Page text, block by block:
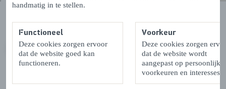
handmatig in te stellen.
Functioneel
Deze cookies zorgen ervoor
dat de website goed kan
functioneren.
Voorkeur
Deze cookies zorgen
dat de website wordt
aangepast op persoonlijke
voorkeuren en interesses.
VORIGE VOLGENDE